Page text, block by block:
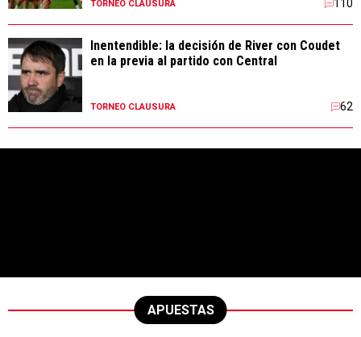
TORNEO CLAUSURA 110
Inentendible: la decisión de River con Coudet
en la previa al partido con Central
TORNEO CLAUSURA 62
APUESTAS